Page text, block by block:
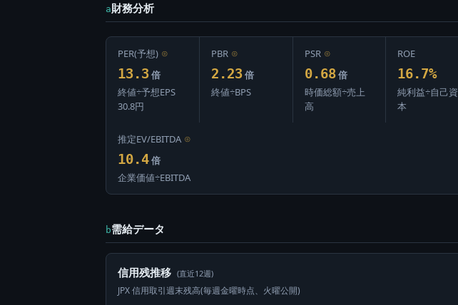
a財務分析
PER(予想) ⊙
13.3 倍
終値÷予想EPS
30.8円
PBR ⊙
2.23 倍
終値÷BPS
PSR ⊙
0.68 倍
時価総額÷売上
高
ROE
16.7%
純利益÷自己資
本
推定EV/EBITDA ⊙
10.4 倍
企業価値÷EBITDA
b需給データ
信用残推移 (直近12週)
JPX 信用取引週末残高(毎週金曜時点、火曜公開)